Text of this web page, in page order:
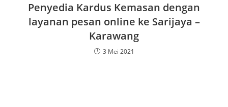
Penyedia Kardus Kemasan dengan
layanan pesan online ke Sarijaya –
Karawang
3 Mei 2021